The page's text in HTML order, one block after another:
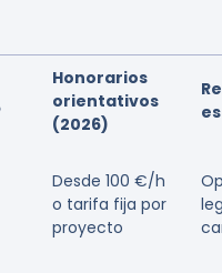
Honorarios
orientativos
(2026)
Desde 100 €/h
o tarifa fija por
proyecto